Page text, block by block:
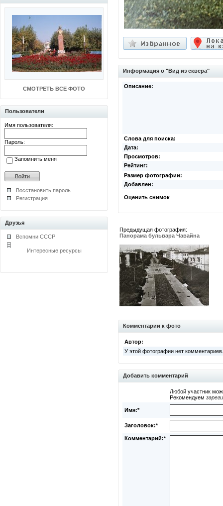
СМОТРЕТЬ ВСЕ ФОТО
Пользователи
Имя пользователя:
Пароль:
Запомнить меня
Восстановить пароль
Регистрация
Друзья
Вспомни СССР
Интересные ресурсы
Информация о "Вид из сквера"
Описание:
Слова для поиска:
Дата:
Просмотров:
Рейтинг:
Размер фотографии:
Добавлен:
Оценить снимок
Предыдущая фотография:
Панорама бульвара Чавайна
Комментарии к фото
Автор:
У этой фотографии нет комментариев.
Добавить комментарий
Любой участник
Рекомендуем
Имя:*
Заголовок:*
Комментарий:*